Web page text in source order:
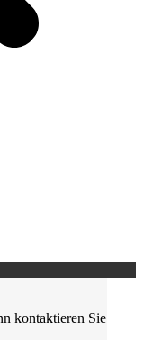
kontaktieren Sie